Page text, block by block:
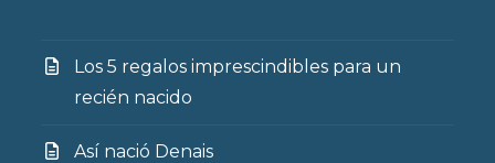
Los 5 regalos imprescindibles para un
recién nacido
Así nació Denais